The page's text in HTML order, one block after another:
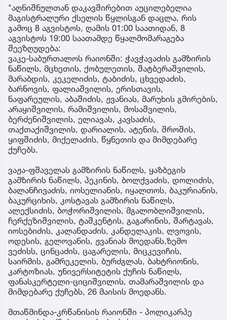
"აღნიშნულთან დაკავშირებით აუცილებელია
მაგისტრალური ქსელის წყლისგან დაცლა, რის
გამოც 8 აგვისტოს, ღამის 01:00 საათიდან, 8
აგვისტოს 19:00 საათამდე წყალმომარაგება
შეეზღუდება:
ვაკე-საბურთალოს რაიონში: ჭავჭავაძის გამზირის
ნაწილს, მცხეთის, ქობულეთის, შატბერაშვილის,
მარაბდის, კეკელიძის, ტაბიძის, ცხვედაძის,
ბარნოვის, ფალიაშვილის, ერისთავის,
ნაფარეულის, აბაშიძის, ჟვანიას, მარუხის გმირების,
არაყიშვილის, რამიშვილის, მოსაშვილის,
ბერძენიშვილის, ელიავას, კავსაძის,
თაქთაქიშვილის, დარიალის, ატენის, შროშის,
ყიფშიძის, მიქელაძის, წყნეთის და მიმდებარე
ქუჩებს.
ვაჟა-ფშაველას გამზირის ნაწილს, ყაზბეგის
გამზირის ნაწილს, პეკინის, ბოლქვაძის, დოლიძის,
ბალანჩივაძის, იოსელიანის, იყალთოს, ბაკურიანის,
ბაკურციხის, კოსტავას გამზირის ნაწილს,
ალექსიძის, ბოჭორიშვილის, მგალობლიშვილის,
ჩერქეზიშვილის, ტაშკენტის, გაგარინის, შარტავას,
იოსებიძის, კალანდაძის, კანდელაკის, ლვოვის,
ოდესის, გელოვანის, ჟვანიას მოედანს,ზემო
ვეძისს, ცინცაძის, ცაგარელის, მიცკევიჩის,
საირმის, გამრეკელის, ბურძგლას, ბახტრიონის,
კარტოზიას, უნივერსიტეტის ქუჩის ნაწილს,
ფანასკერტელი-ციციშვილის, თამარაშვილის და
მიმდებარე ქუჩებს, 26 მაისის მოედანს.
მთაწმინდა-კრწანისის რაიონში - პოლიკარპე